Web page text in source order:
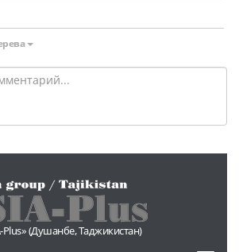
(Душанбе, Таджикистан)